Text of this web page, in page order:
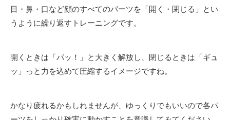
目・鼻・口など顔のすべてのパーツを「開く・閉じる」とい
うように繰り返すトレーニングです。
開くときは「パッ！」と大きく解放し、閉じるときは「ギュ
ッ」っと力を込めて圧縮するイメージですね。
かなり疲れるかもしれませんが、ゆっくりでもいいので各パ